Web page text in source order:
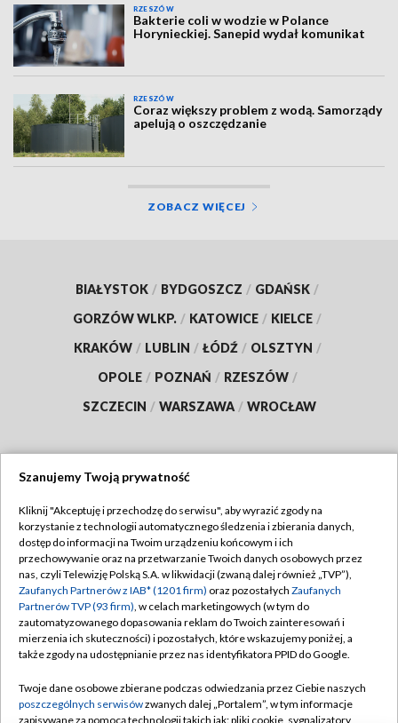
RZESZÓW
Bakterie coli w wodzie w Polance
Horynieckiej. Sanepid wydał komunikat
RZESZÓW
Coraz większy problem z wodą. Samorządy
apelują o oszczędzanie
ZOBACZ WIĘCEJ
BIAŁYSTOK / BYDGOSZCZ / GDAŃSK /
GORZÓW WLKP. / KATOWICE / KIELCE /
KRAKÓW / LUBLIN / ŁÓDŹ / OLSZTYN /
OPOLE / POZNAŃ / RZESZÓW /
SZCZECIN / WARSZAWA / WROCŁAW
TVP
Abonament TVP
Emisja w TVP
Centrum informacji TVP
Naziemna Telewizja Cyfrowa
Rada Programowa
Regulamin TVP
Polityka prywatności
Moje zgody
Pomoc
Kontakt
Szanujemy Twoją prywatność
Kliknij "Akceptuję i przechodzę do serwisu", aby wyrazić zgody na
korzystanie z technologii automatycznego śledzenia i zbierania danych,
dostęp do informacji na Twoim urządzeniu końcowym i ich
przechowywanie oraz na przetwarzanie Twoich danych osobowych przez
nas, czyli Telewizję Polską S.A. w likwidacji (zwaną dalej również „TVP”),
Zaufanych Partnerów z IAB* (1201 firm) oraz pozostałych Zaufanych
Partnerów TVP (93 firm), w celach marketingowych (w tym do
zautomatyzowanego dopasowania reklam do Twoich zainteresowań i
mierzenia ich skuteczności) i pozostałych, które wskazujemy poniżej, a
także zgody na udostępnianie przez nas identyfikatora PPID do Google.
Twoje dane osobowe zbierane podczas odwiedzania przez Ciebie naszych
poszczególnych serwisówzwanych dalej „Portalem”, w tym informacje
zapisywane za pomocą technologii takich jak: pliki cookie, sygnalizatory